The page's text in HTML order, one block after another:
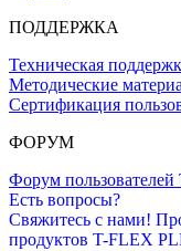
ПОДДЕРЖКА
Техническая
Методические
Сертификация
ФОРУМ
Форум
Есть вопросы?
Свяжитесь с нами!
продуктов T-FLEX